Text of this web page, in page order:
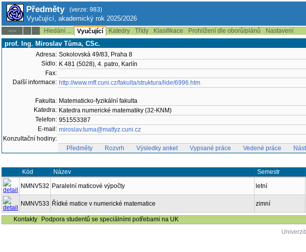
Předměty (verze: 983)
Vyučující, akademický rok 2025/2026
--:-- Hledání ... Vyučující Katedry Třídy Klasifikace Prohlížení dle oborů/plánů Nastavení
prof. Ing. Miroslav Tůma, CSc.
Adresa: Sokolovská 49/83, Praha 8
Sídlo: K 481 (5028), 4. patro, Karlín
Fax:
Další informace: http://www.mff.cuni.cz/fakulta/struktura/lide/6996.htm
Fakulta: Matematicko-fyzikální fakulta
Katedra: Katedra numerické matematiky (32-KNM)
Telefon: 951553387
E-mail: miroslav.tuma@matfyz.cuni.cz
Konzultační hodiny:
Předměty
Rozvrh Výsledky anket Vypsané práce Vedené práce
Kód Název Semestr
NMNV532 Paralelní maticové výpočty letní
NMNV533 Řídké matice v numerické matematice zimní
Kontakty
Podpora studentů se speciálními potřebami na UK